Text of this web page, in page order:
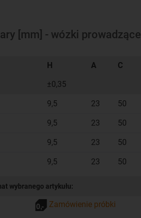
[mm] - wózki prowadzące
H A C
±0,35
9,5 23 50
9,5 23 50
9,5 23 50
9,5 23 50
wybranego artykułu:
Zamówienie próbki